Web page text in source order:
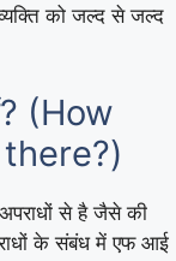
को जल्द से जल्द
(How
से है जैसे की
के संबंध में एफ आई